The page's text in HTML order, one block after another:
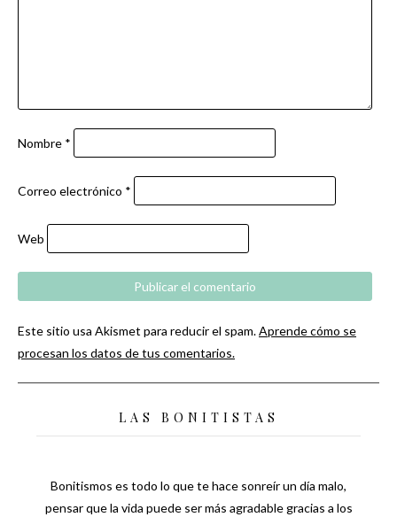
Nombre *
Correo electrónico *
Web
Este sitio usa Akismet para reducir el spam.Aprende cómo se
procesan los datos de tus comentarios.
LAS BONITISTAS
Bonitismos es todo lo que te hace sonreír un día malo,
pensar que la vida puede ser más agradable gracias a los